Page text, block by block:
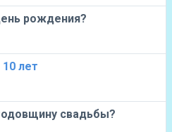
рождения?
10 лет
свадьбы?